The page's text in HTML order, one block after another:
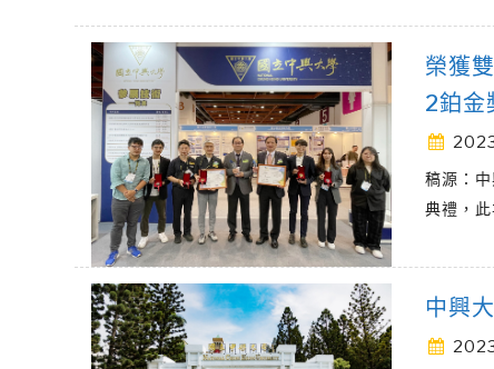
榮獲
2鉑金
稿源：
典禮，
中興